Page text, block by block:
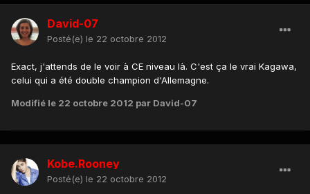
David-07
Posté(e) le 22 octobre 2012
Exact, j'attends de le voir à CE niveau là. C'est ça le vrai Kagawa,
celui qui a été double champion d'Allemagne.
Modifié le 22 octobre 2012 par David-07
Kobe.Rooney
Posté(e) le 22 octobre 2012